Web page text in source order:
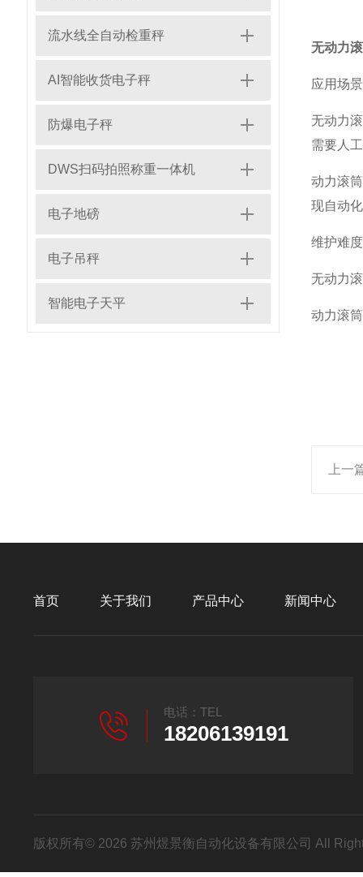
流水线全自动检重秤
AI智能收货电子秤
防爆电子秤
DWS扫码拍照称重一体机
电子地磅
电子吊秤
智能电子天平
无动力
应用场
无动力
需要人
动力滚
现自动
维护难
无动力
动力滚
上一
首页 关于我们 产品中心 新闻中心
电话：TEL
18206139191
版权所有© 2026 苏州煜景衡自动化设备有限公司 All